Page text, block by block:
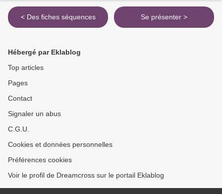
< Des fiches séquences Se présenter >
Hébergé par Eklablog
Top articles
Pages
Contact
Signaler un abus
C.G.U.
Cookies et données personnelles
Préférences cookies
Voir le profil de Dreamcross sur le portail Eklablog